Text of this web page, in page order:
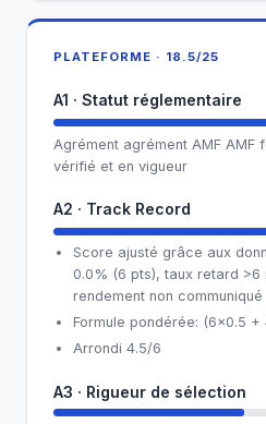
PLATEFORME · 18.5/25
A1 · Statut réglementaire
Agrément agrément AMF AMF
vérifié et en vigueur
A2 · Track Record
Score ajusté grâce aux
0.0% (6 pts), taux retard >6
rendement non communiqué
Formule pondérée: (6×0.5
Arrondi 4.5/6
A3 · Rigueur de sélection